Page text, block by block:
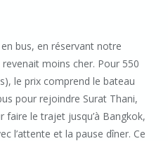
bus, en réservant notre
moins cher. Pour 550
le prix comprend le bateau
pour rejoindre Surat Thani,
faire le trajet jusqu’à Bangkok,
l’attente et la pause dîner. Ce